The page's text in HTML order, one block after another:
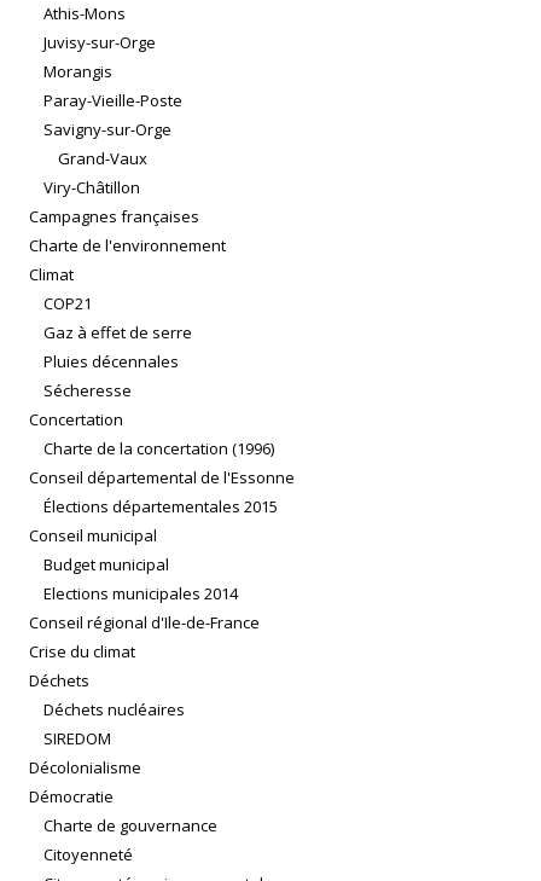
Athis-Mons
Juvisy-sur-Orge
Morangis
Paray-Vieille-Poste
Savigny-sur-Orge
Grand-Vaux
Viry-Châtillon
Campagnes françaises
Charte de l'environnement
Climat
COP21
Gaz à effet de serre
Pluies décennales
Sécheresse
Concertation
Charte de la concertation (1996)
Conseil départemental de l'Essonne
Élections départementales 2015
Conseil municipal
Budget municipal
Elections municipales 2014
Conseil régional d'Ile-de-France
Crise du climat
Déchets
Déchets nucléaires
SIREDOM
Décolonialisme
Démocratie
Charte de gouvernance
Citoyenneté